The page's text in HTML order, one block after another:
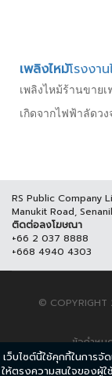
เพลิงไหม้โรงงา
เพลิงไหม้ร้านขาย
เกิดจากไฟฟ้าลัดว
RS Public Company
Manukit Road,
ติดต่อลงโฆษณา
+66 2 037 8888
+668 4940 4303
© COPYRIGHT
ข้อกำหน
เว็บไซต์นี้ใช้คุกกี้ในการจั
ให้ตรงความสนใจของผู้ใ